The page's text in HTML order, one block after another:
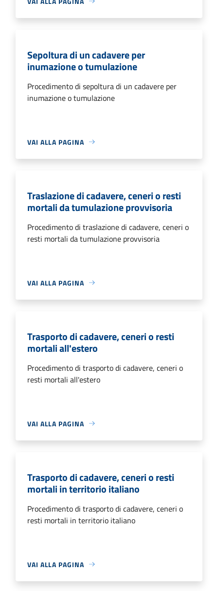
Sepoltura di un cadavere per
inumazione o tumulazione
Procedimento di sepoltura di un cadavere per
inumazione o tumulazione
VAI ALLA PAGINA
Traslazione di cadavere, ceneri o resti
mortali da tumulazione provvisoria
Procedimento di traslazione di cadavere, ceneri o
resti mortali da tumulazione provvisoria
VAI ALLA PAGINA
Trasporto di cadavere, ceneri o resti
mortali all'estero
Procedimento di trasporto di cadavere, ceneri o
resti mortali all'estero
VAI ALLA PAGINA
Trasporto di cadavere, ceneri o resti
mortali in territorio italiano
Procedimento di trasporto di cadavere, ceneri o
resti mortali in territorio italiano
VAI ALLA PAGINA